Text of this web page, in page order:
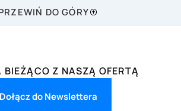
DO GÓRY
BIEŻĄCO Z NASZĄ OFERTĄ
Dołącz do Newslettera